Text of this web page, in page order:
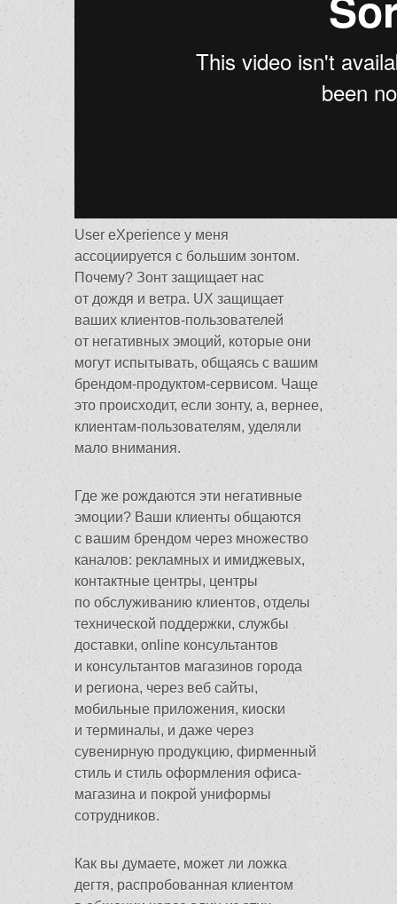
User eXperience у меня
ассоциируется с большим зонтом.
Почему? Зонт защищает нас
от дождя и ветра. UX защищает
ваших клиентов-пользователей
от негативных эмоций, которые они
могут испытывать, общаясь с вашим
брендом-продуктом-сервисом. Чаще
это происходит, если зонту, а, вернее,
клиентам-пользователям, уделяли
мало внимания.
Где же рождаются эти негативные
эмоции? Ваши клиенты общаются
с вашим брендом через множество
каналов: рекламных и имиджевых,
контактные центры, центры
по обслуживанию клиентов, отделы
технической поддержки, службы
доставки, online консультантов
и консультантов магазинов города
и региона, через веб сайты,
мобильные приложения, киоски
и терминалы, и даже через
сувенирную продукцию, фирменный
стиль и стиль оформления офиса-
магазина и покрой униформы
сотрудников.
Как вы думаете, может ли ложка
дегтя, распробованная клиентом